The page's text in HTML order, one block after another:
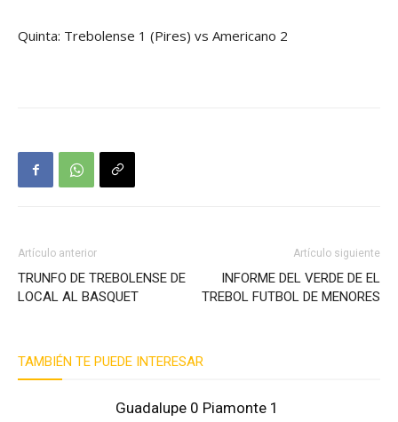
Quinta: Trebolense 1 (Pires) vs Americano 2
Artículo anterior
TRUNFO DE TREBOLENSE DE
LOCAL AL BASQUET
Artículo siguiente
INFORME DEL VERDE DE EL
TREBOL FUTBOL DE MENORES
TAMBIÉN TE PUEDE INTERESAR
Guadalupe 0 Piamonte 1